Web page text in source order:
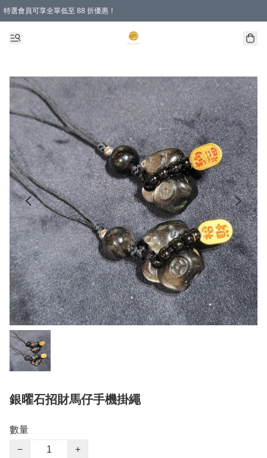
特選會員可享全單低至 88 折優惠！
銀曜石招財馬仔手機掛繩
數量
−
+